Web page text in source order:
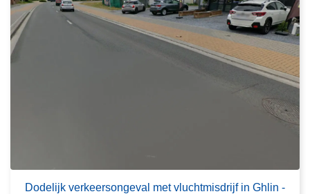
Dodelijk verkeersongeval met vluchtmisdrijf in Ghlin -